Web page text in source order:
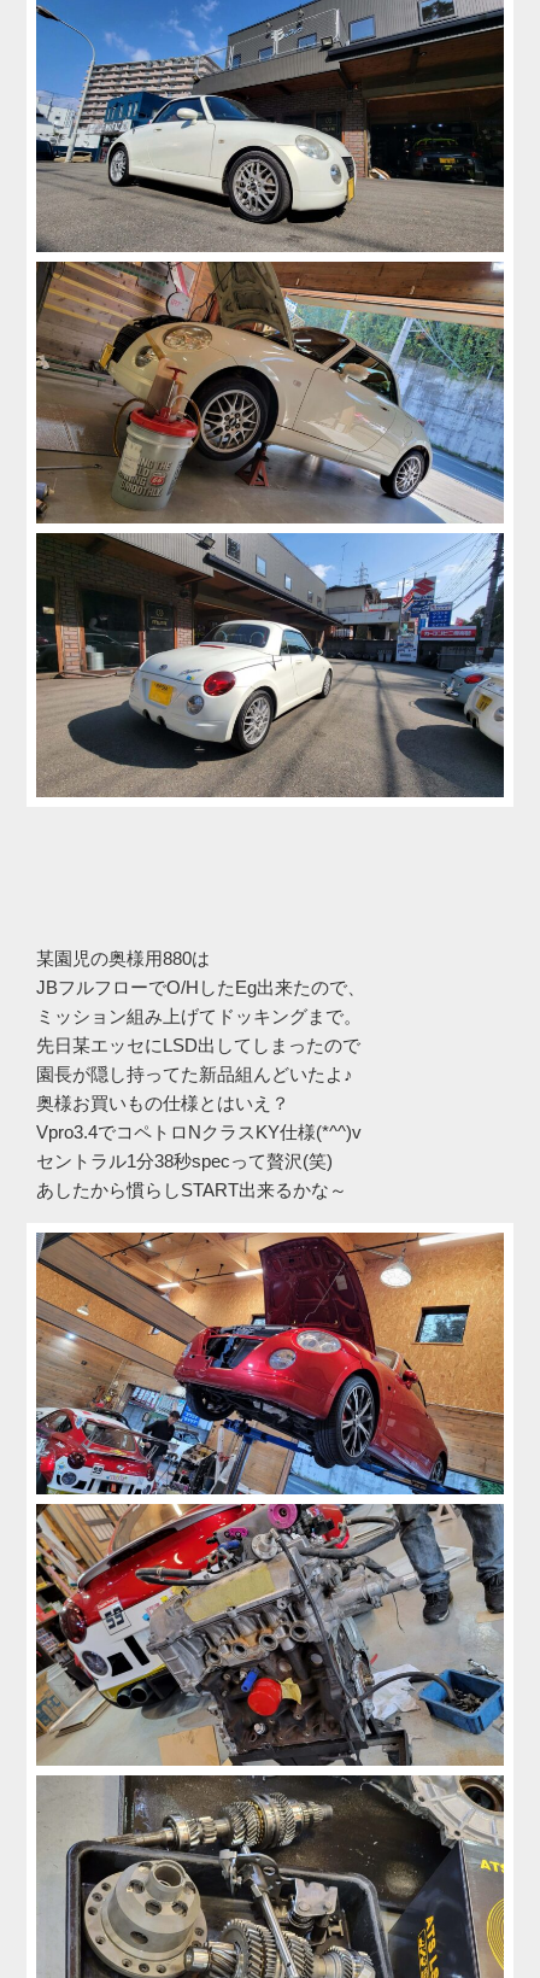
某園児の奥様用880は
JBフルフローでO/HしたEg出来たので、
ミッション組み上げてドッキングまで。
先日某エッセにLSD出してしまったので
園長が隠し持ってた新品組んどいたよ♪
奥様お買いもの仕様とはいえ？
Vpro3.4でコペトロNクラスKY仕様(*^^)v
セントラル1分38秒specって贅沢(笑)
あしたから慣らしSTART出来るかな～